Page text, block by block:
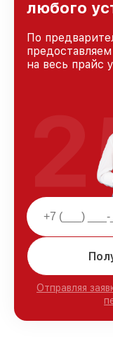
клиентов.
любого
По
на весь прайс
Отправляя